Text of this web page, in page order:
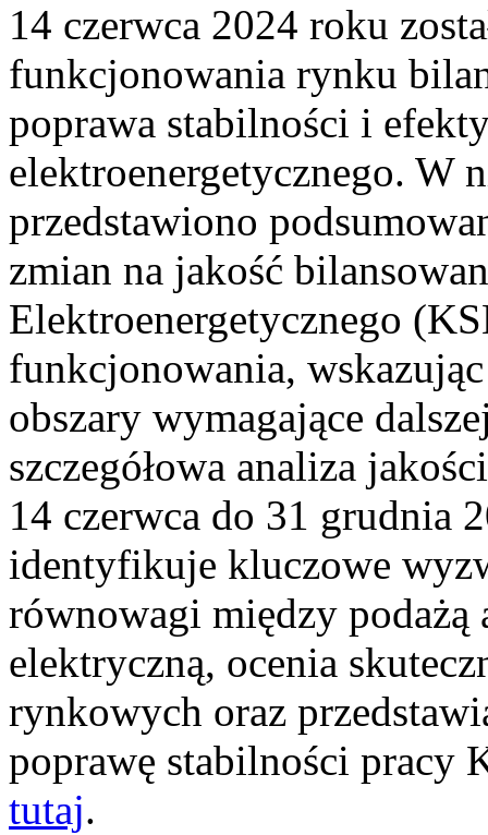
14 czerwca 2024 roku
funkcjonowania rynku
poprawa stabilności i
elektroenergetycznego. W
przedstawiono
zmian na jakość
Elektroenergetycznego
funkcjonowania,
obszary wymagające
szczegółowa analiza
14 czerwca do 31 grudnia
identyfikuje kluczowe
równowagi między podażą
elektryczną, ocenia
rynkowych oraz
poprawę stabilności pracy
tutaj.